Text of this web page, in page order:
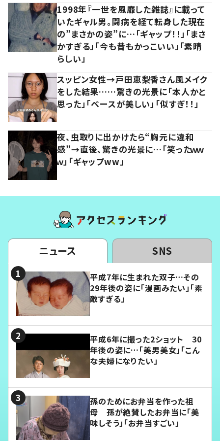
1998年『一世を風靡した雑誌』に載って
いたギャル男。闘病を経て転身した現在
の”まさかの姿”に…「ギャップ！！」「まさ
かすぎる」「今も昔もかっこいい」「素晴
らしい」
スッピン女性→戸田恵梨香さん風メイク
をした結果……驚きの光景に「本人かと
思った」「ベースが美しい」「似すぎ！！」
夜、虫取りに出かけたら“胸元に違和
感”→直後、驚きの光景に…「笑ったｗｗ
ｗ」「ギャップww」
ニュース SNS
平成7年に生まれた双子…その
29年後の姿に「漫画みたい」「素
敵すぎる」
平成6年に撮った2ショット 30
年後の姿に…「美男美女」「こん
な夫婦になりたい」
孫のためにお弁当を作った祖
母 孫が絶賛したお弁当に「美
味しそう」「お弁当すごい」